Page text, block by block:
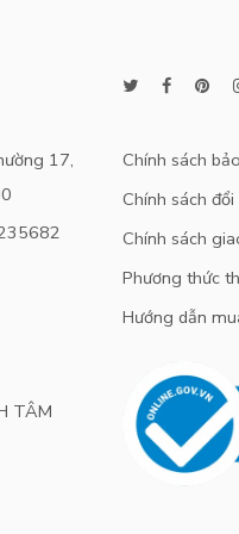
17,
TÂM
Chính sách
Chính sách đổi
Chính sách
Phương thức
Hướng dẫn